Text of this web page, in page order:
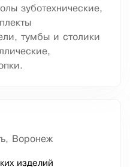
зуботехнические,
тумбы и столики
Воронеж
изделий